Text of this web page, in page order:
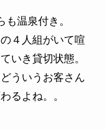
温泉付き。
４人組がいて喧
いき貸切状態。
ういうお客さん
るよね。。